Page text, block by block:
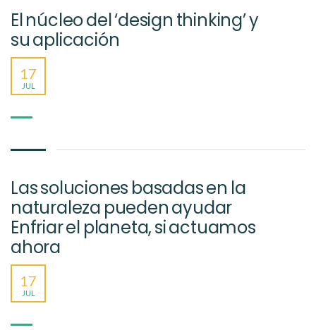
El núcleo del ‘design thinking’ y
su aplicación
17
JUL
Las soluciones basadas en la
naturaleza pueden ayudar
Enfriar el planeta, si actuamos
ahora
17
JUL